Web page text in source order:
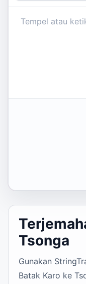
Tsonga
Gunakan
Batak Karo ke